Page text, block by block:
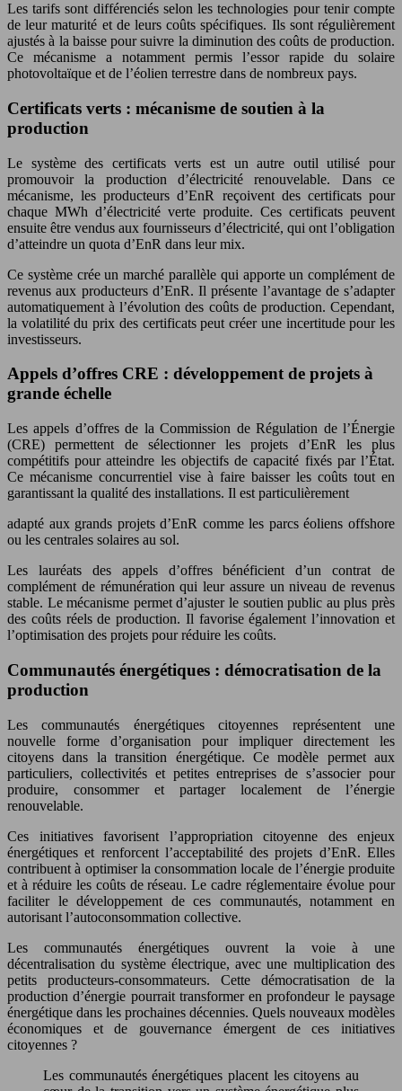
Les tarifs sont différenciés selon les technologies pour tenir compte
de leur maturité et de leurs coûts spécifiques. Ils sont régulièrement
ajustés à la baisse pour suivre la diminution des coûts de production.
Ce mécanisme a notamment permis l’essor rapide du solaire
photovoltaïque et de l’éolien terrestre dans de nombreux pays.
Certificats verts : mécanisme de soutien à la
production
Le système des certificats verts est un autre outil utilisé pour
promouvoir la production d’électricité renouvelable. Dans ce
mécanisme, les producteurs d’EnR reçoivent des certificats pour
chaque MWh d’électricité verte produite. Ces certificats peuvent
ensuite être vendus aux fournisseurs d’électricité, qui ont l’obligation
d’atteindre un quota d’EnR dans leur mix.
Ce système crée un marché parallèle qui apporte un complément de
revenus aux producteurs d’EnR. Il présente l’avantage de s’adapter
automatiquement à l’évolution des coûts de production. Cependant,
la volatilité du prix des certificats peut créer une incertitude pour les
investisseurs.
Appels d’offres CRE : développement de projets à
grande échelle
Les appels d’offres de la Commission de Régulation de l’Énergie
(CRE) permettent de sélectionner les projets d’EnR les plus
compétitifs pour atteindre les objectifs de capacité fixés par l’État.
Ce mécanisme concurrentiel vise à faire baisser les coûts tout en
garantissant la qualité des installations. Il est particulièrement
adapté aux grands projets d’EnR comme les parcs éoliens offshore
ou les centrales solaires au sol.
Les lauréats des appels d’offres bénéficient d’un contrat de
complément de rémunération qui leur assure un niveau de revenus
stable. Le mécanisme permet d’ajuster le soutien public au plus près
des coûts réels de production. Il favorise également l’innovation et
l’optimisation des projets pour réduire les coûts.
Communautés énergétiques : démocratisation de la
production
Les communautés énergétiques citoyennes représentent une
nouvelle forme d’organisation pour impliquer directement les
citoyens dans la transition énergétique. Ce modèle permet aux
particuliers, collectivités et petites entreprises de s’associer pour
produire, consommer et partager localement de l’énergie
renouvelable.
Ces initiatives favorisent l’appropriation citoyenne des enjeux
énergétiques et renforcent l’acceptabilité des projets d’EnR. Elles
contribuent à optimiser la consommation locale de l’énergie produite
et à réduire les coûts de réseau. Le cadre réglementaire évolue pour
faciliter le développement de ces communautés, notamment en
autorisant l’autoconsommation collective.
Les communautés énergétiques ouvrent la voie à une
décentralisation du système électrique, avec une multiplication des
petits producteurs-consommateurs. Cette démocratisation de la
production d’énergie pourrait transformer en profondeur le paysage
énergétique dans les prochaines décennies. Quels nouveaux modèles
économiques et de gouvernance émergent de ces initiatives
citoyennes ?
Les communautés énergétiques placent les citoyens au